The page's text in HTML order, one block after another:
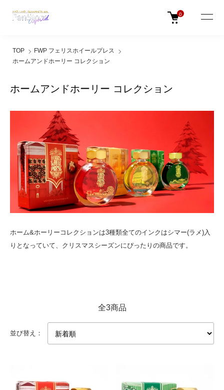
0
TOP
FWP フェリスホイールプレス
ホームアンドホーリー コレクション
ホームアンドホーリー コレクション
ホーム&ホーリーコレクションは3種類全てのインクはシマー(ラメ)入
りとなっていて、クリスマスシーズンにぴったりの商品です。
全3商品
並び替え：